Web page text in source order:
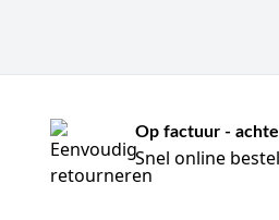
Op factuur -
Snel online